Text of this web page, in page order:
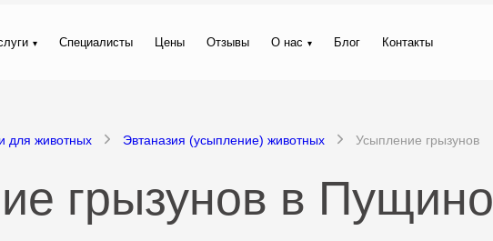
Специалисты Цены Отзывы О нас Блог Контакты
для животных Эвтаназия (усыпление) животных Усыпление грызунов
грызунов в Пущино